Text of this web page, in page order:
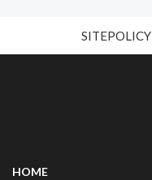
SITEPOLICY
HOME